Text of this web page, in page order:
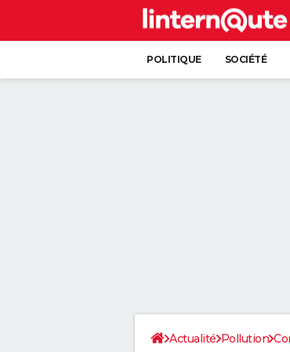
POLITIQUE SOCIÉTÉ
Actualité Pollution